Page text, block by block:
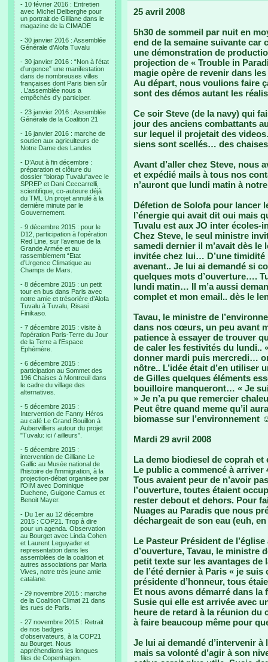
- 10 février 2016 : Entretien
avec Michel Delberghe pour
un portrait de Gilliane dans le
magazine de la CIMADE
- 30 janvier 2016 : Assemblée
Générale d’Alofa Tuvalu
- 30 janvier 2016 : “Non à l’état
d’urgence” une manifestation
dans de nombreuses villes
françaises dont Paris bien sûr
. L’assemblée nous a
empêchés d’y participer.
- 23 janvier 2016 : Assemblée
Générale de la Coalition 21
- 16 janvier 2016 : marche de
soutien aux agriculteurs de
Notre Dame des Landes
- D’Aout à fin décembre :
préparation et clôture du
dossier “biorap Tuvalu“avec le
SPREP et Dani Ceccarrelli,
scientifique, co-auteure déjà
du TML Un projet annulé à la
dernière minute par le
Gouvernement.
- 9 décembre 2015 : pour le
D12, participation à l’opération
Red Line, sur l’avenue de la
Grande Armée et au
rassemblement “Etat
d’Urgence Climatique au
Champs de Mars.
- 8 décembre 2015 : un petit
tour en bus dans Paris avec
notre amie et trésorière d’Alofa
Tuvalu à Tuvalu, Risasi
Finikaso.
- 7 décembre 2015 : visite à
l’opération Paris-Terre du Jour
de la Terre a l’Espace
Ephémère.
- 6 décembre 2015 :
participation au Sommet des
196 Chaises à Montreuil dans
le cadre du village des
alternatives.
- 5 décembre 2015 :
Intervention de Fanny Héros
au café Le Grand Bouillon à
Aubervilliers autour du projet
"Tuvalu: ici / ailleurs".
- 5 décembre 2015 :
intervention de Gilliane Le
Gallic au Musée national de
l’histoire de l’immigration, à la
projection-débat organisee par
l’OIM avec Dominique
Duchene, Guigone Camus et
Benoit Mayer.
- Du 1er au 12 décembre
2015 : COP21. Trop à dire
pour un agenda. Observation
au Bourget avec Linda Cohen
et Laurent Leguyader et
representation dans les
assemblées de la coalition et
autres associations par Maria
Vives, notre très jeune amie
catalane.
- 29 novembre 2015 : marche
de la Coalition Climat 21 dans
les rues de Paris.
- 27 novembre 2015 : Retrait
de nos badges
d’observateurs, à la COP21
au Bourget. Nous
appréhendions les longues
files de Copenhagen.
25 avril 2008
5h30 de sommeil par nuit en
end de la semaine suivante car
une démonstration de
projection de « Trouble in
magie opère de revenir dans
Au départ, nous voulions faire
sont des démos autant les
Ce soir Steve (de la navy) qui
jour des anciens combattants
sur lequel il projetait des
siens sont scellés… des
Avant d’aller chez Steve, nous
et expédié mails à tous nos
n’auront que lundi matin à
Défetion de Solofa pour lancer
l’énergie qui avait dit oui mais
Tuvalu est aux JO inter
Chez Steve, le seul ministre
samedi dernier il m’avait dès
invitée chez lui… D’une
avenant.. Je lui ai demandé si
quelques mots d’ouverture….
lundi matin… Il m’a aussi
complet et mon email.. dès le
Tavau, le ministre de
dans nos cœurs, un peu avant
patience à essayer de trouver
de caler les festivités du lundi..
donner mardi puis mercredi…
nôtre.. L’idée était d’en utiliser
de Gilles quelques éléments
bouilloire manqueront… « Je
» Je n’a pu que remercier
Peut être quand meme qu’il
biomasse sur l’environnement
Mardi 29 avril 2008
La demo biodiesel de coprah
Le public a commencé à arriver
Tous avaient peur de n’avoir
l’ouverture, toutes étaient
rester debout et dehors. Pour
Nuages au Paradis que nous
déchargeait de son eau (euh,
Le Pasteur Président de
d’ouverture, Tavau, le ministre
petit texte sur les avantages
de l’été dernier à Paris « je
présidente d’honneur, tous
Et nous avons démarré dans
Susie qui elle est arrivée avec
heure de retard à la réunion du
à faire beaucoup même pour
Je lui ai demandé d’intervenir
mais sa volonté d’agir à son